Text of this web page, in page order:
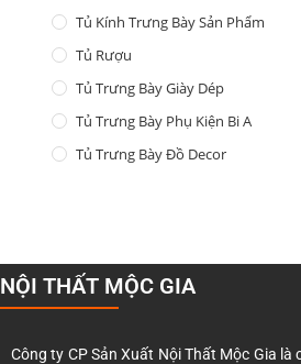
Tủ Kính Trưng Bày Sản Phẩm
Tủ Rượu
Tủ Trưng Bày Giày Dép
Tủ Trưng Bày Phụ Kiện Bi A
Tủ Trưng Bày Đồ Decor
NỘI THẤT MỘC GIA
Công ty CP Sản Xuất Nội Thất Mộc Gia là